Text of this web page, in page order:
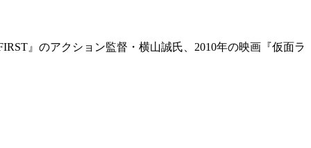
』のアクション監督・横山誠氏、2010年の映画『仮面ラ